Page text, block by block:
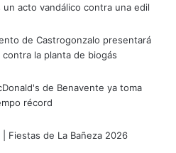
acto vandálico contra una edil
de Castrogonzalo presentará
contra la planta de biogás
de Benavente ya toma
récord
| Fiestas de La Bañeza 2026